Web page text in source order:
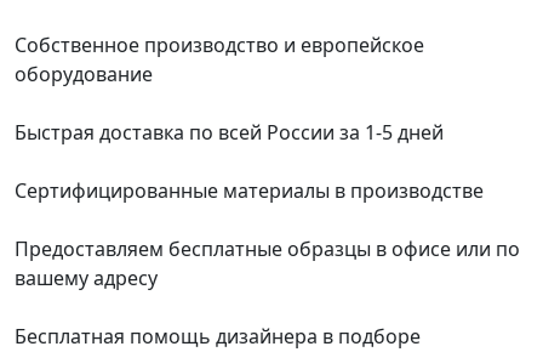
Собственное производство и европейское
оборудование
Быстрая доставка по всей России за 1-5 дней
Сертифицированные материалы в производстве
Предоставляем бесплатные образцы в офисе или по
вашему адресу
Бесплатная помощь дизайнера в подборе